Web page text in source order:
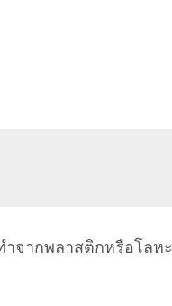
ำจากพลาสติกหรือโลหะ